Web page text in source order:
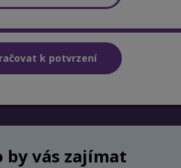
by vás zajímat